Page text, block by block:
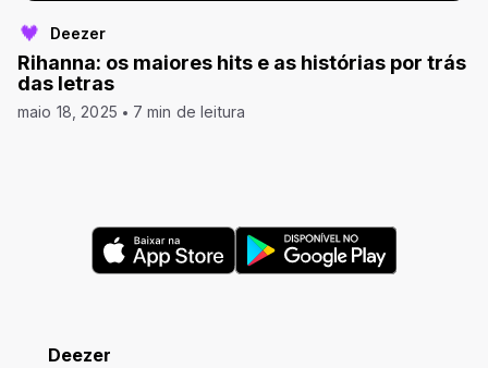
Deezer
Rihanna: os maiores hits e as histórias por trás
das letras
maio 18, 2025 7 min de leitura
Deezer